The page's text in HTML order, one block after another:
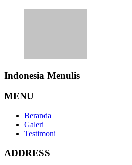
Indonesia Menulis
MENU
Beranda
Galeri
Testimoni
ADDRESS